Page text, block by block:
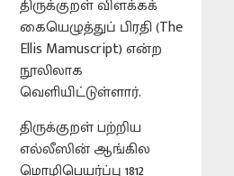
திருக்குறள் விளக்கக்
கையெழுத்துப் பிரதி (The
Ellis Mamuscript) என்ற
நூலிலாக
வெளியிட்டுள்ளார்.
திருக்குறள் பற்றிய
எல்லீஸின் ஆங்கில
மொழிபெயர்ப்பு 1812